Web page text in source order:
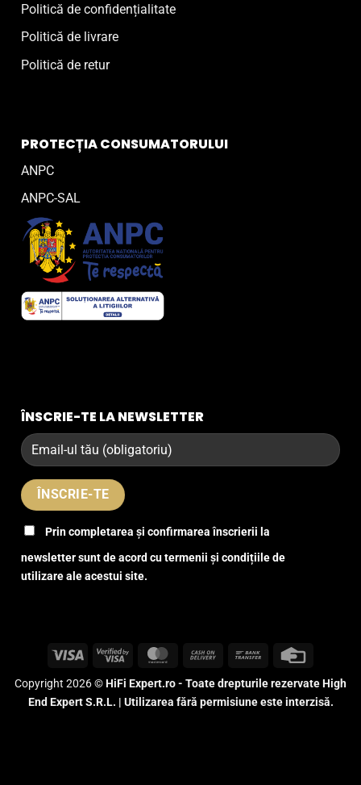
Politică de confidențialitate
Politică de livrare
Politică de retur
PROTECȚIA CONSUMATORULUI
ANPC
ANPC-SAL
ÎNSCRIE-TE LA NEWSLETTER
Prin completarea și confirmarea înscrierii la
newsletter sunt de acord cu termenii și condițiile de
utilizare ale acestui site.
Visa
Visa
MasterCardCash
Delivery
Bank
Copyright 2026 ©HiFi Expert.ro - Toate drepturile rezervate High
End Expert S.R.L. | Utilizarea fără permisiune este interzisă.